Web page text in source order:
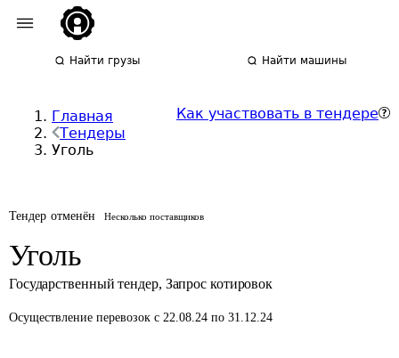
Найти грузы Найти машины
Главная
Тендеры
Уголь
Как участвовать в тендере
Тендер отменён Несколько поставщиков
Уголь
Государственный тендер, Запрос котировок
Осуществление перевозок с 22.08.24 по 31.12.24